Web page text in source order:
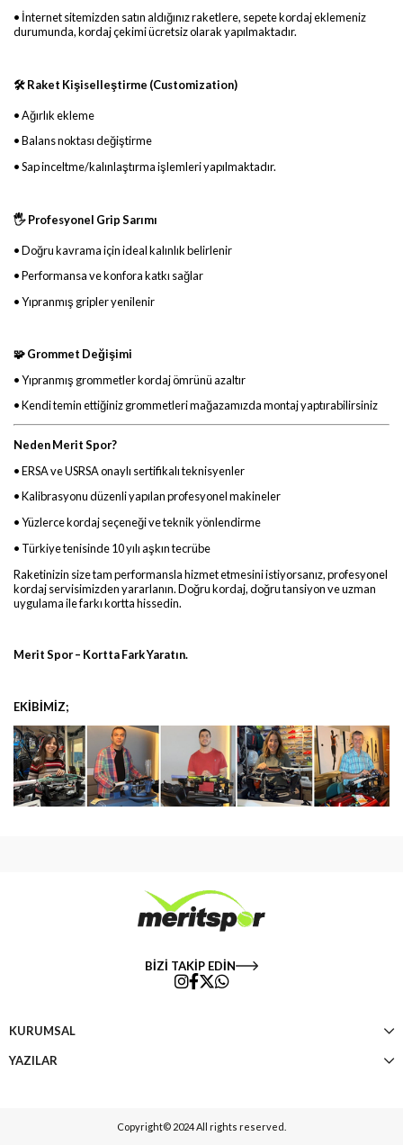
• İnternet sitemizden satın aldığınız raketlere, sepete kordaj eklemeniz
durumunda, kordaj çekimi ücretsiz olarak yapılmaktadır.
🛠 Raket Kişiselleştirme (Customization)
• Ağırlık ekleme
• Balans noktası değiştirme
• Sap inceltme/kalınlaştırma işlemleri yapılmaktadır.
🖐 Profesyonel Grip Sarımı
• Doğru kavrama için ideal kalınlık belirlenir
• Performansa ve konfora katkı sağlar
• Yıpranmış gripler yenilenir
🧩 Grommet Değişimi
• Yıpranmış grommetler kordaj ömrünü azaltır
• Kendi temin ettiğiniz grommetleri mağazamızda montaj yaptırabilirsiniz
Neden Merit Spor?
• ERSA ve USRSA onaylı sertifikalı teknisyenler
• Kalibrasyonu düzenli yapılan profesyonel makineler
• Yüzlerce kordaj seçeneği ve teknik yönlendirme
• Türkiye tenisinde 10 yılı aşkın tecrübe
Raketinizin size tam performansla hizmet etmesini istiyorsanız, profesyonel
kordaj servisimizden yararlanın. Doğru kordaj, doğru tansiyon ve uzman
uygulama ile farkı kortta hissedin.
Merit Spor – Kortta Fark Yaratın.
EKİBİMİZ;
BİZİ TAKİP EDİN
KURUMSAL
YAZILAR
Copyright© 2024 All rights reserved.